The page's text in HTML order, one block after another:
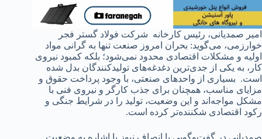
امیر صمدیانی، رئیس کارخانه شرکت فولاد گستر فجر
خوارزمی، می‌گوید: بحران امروز صنعت تنها به گرانی مواد
اولیه و مشکلات اقتصادی محدود نمی‌شود؛ بلکه کمبود نیروی
کار، به یکی از جدی‌ترین دغدغه‌های تولیدکنندگان بدل شده
است. بسیاری از واحدهای صنعتی، با وجود پرداخت حقوق و
مزایای مناسب، همچنان برای جذب کارگر و نیروی فنی با
مشکل مواجه‌اند و این وضعیت، تولید را در شرایط جنگی و
رکود اقتصادی شکننده‌تر کرده است.
صمدیانی در گفت‌وگویی با انصاف نیوز با اشاره به وضعیت